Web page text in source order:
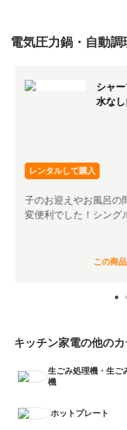
電気圧力鍋・自動調
シャ
水な
レンタルして購入
子のお迎えやお風呂の
変便利でした！シング
この商
キッチン家電の他の
生ごみ処理機・生ご
機
ホットプレート